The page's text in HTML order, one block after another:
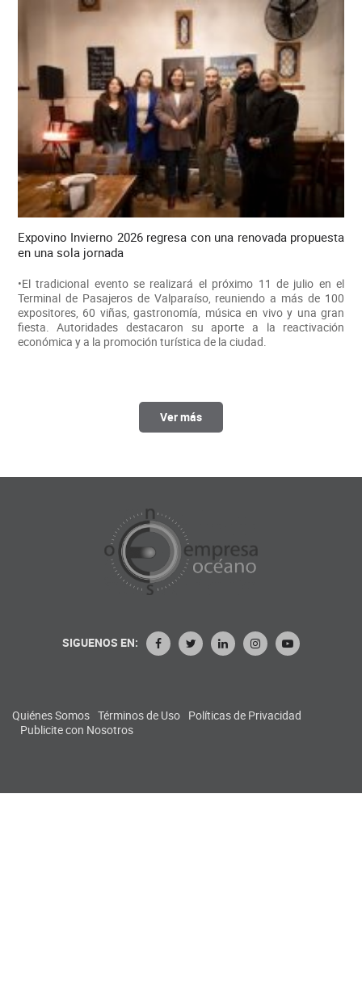
Expovino Invierno 2026 regresa con una renovada propuesta
en una sola jornada
•El tradicional evento se realizará el próximo 11 de julio en el
Terminal de Pasajeros de Valparaíso, reuniendo a más de 100
expositores, 60 viñas, gastronomía, música en vivo y una gran
fiesta. Autoridades destacaron su aporte a la reactivación
económica y a la promoción turística de la ciudad.
Ver más
SIGUENOS EN:
Quiénes Somos Términos de Uso Políticas de Privacidad
Publicite con Nosotros